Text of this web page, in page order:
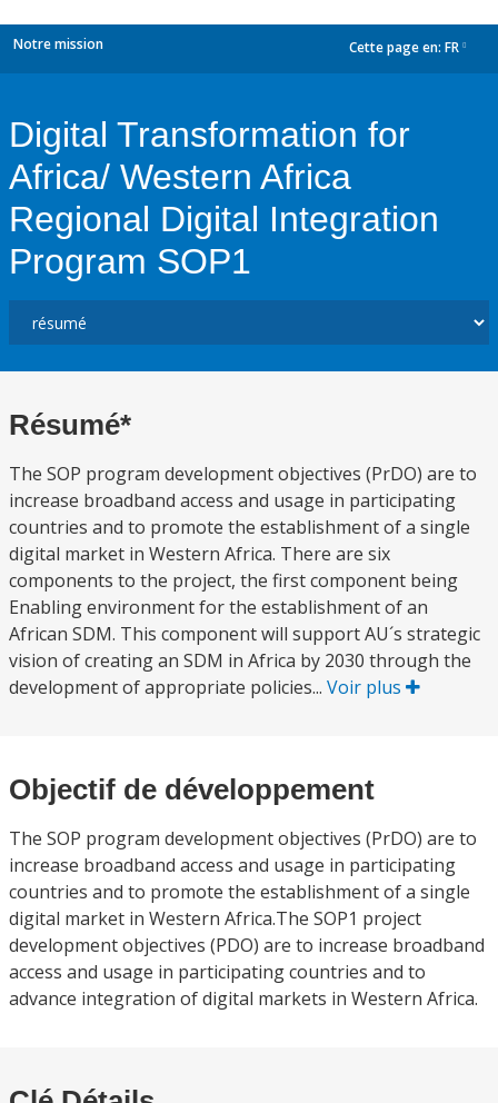
Notre mission Cette page en: FR
Digital Transformation for
Africa/ Western Africa
Regional Digital Integration
Program SOP1
Résumé*
The SOP program development objectives (PrDO) are to
increase broadband access and usage in participating
countries and to promote the establishment of a single
digital market in Western Africa. There are six
components to the project, the first component being
Enabling environment for the establishment of an
African SDM. This component will support AU´s strategic
vision of creating an SDM in Africa by 2030 through the
development of appropriate policies... Voir plus
Objectif de développement
The SOP program development objectives (PrDO) are to
increase broadband access and usage in participating
countries and to promote the establishment of a single
digital market in Western Africa.The SOP1 project
development objectives (PDO) are to increase broadband
access and usage in participating countries and to
advance integration of digital markets in Western Africa.